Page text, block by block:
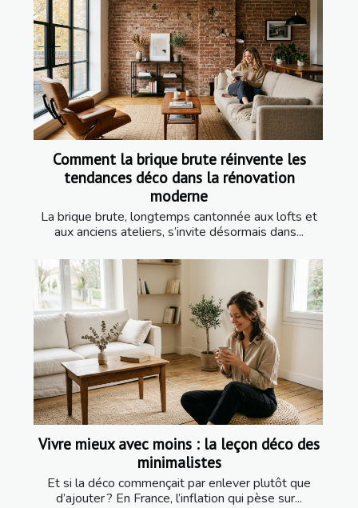
Comment la brique brute réinvente les
tendances déco dans la rénovation
moderne
La brique brute, longtemps cantonnée aux lofts et
aux anciens ateliers, s’invite désormais dans...
Vivre mieux avec moins : la leçon déco des
minimalistes
Et si la déco commençait par enlever plutôt que
d’ajouter ? En France, l’inflation qui pèse sur...